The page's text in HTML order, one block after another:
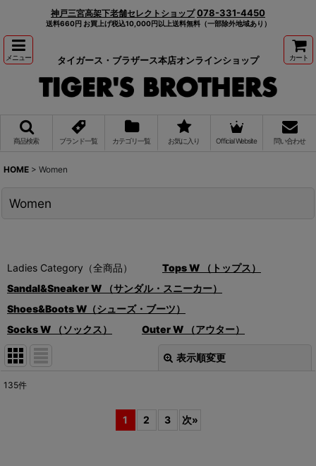
神戸三宮高架下老舗セレクトショップ 078-331-4450
送料660円 お買上げ税込10,000円以上送料無料（一部除外地域あり）
メニュー タイガース・ブラザース本店オンラインショップ カート
商品検索 ブランド一覧 カテゴリ一覧 お気に入り Official Website 問い合わせ
HOME > Women
Women
Ladies Category（全商品） Tops W （トップス）
Sandal&Sneaker W （サンダル・スニーカー）
Shoes&Boots W（シューズ・ブーツ）
Socks W （ソックス）
Outer W （アウター）
表示順変更
135件
1 2 3 次»